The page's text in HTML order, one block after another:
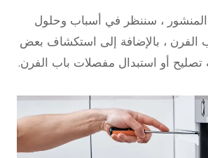
، سننظر في أسباب وحلول
الفرن ، بالإضافة إلى استكشاف بعض
تصليح أو استبدال مفصلات باب الفرن.